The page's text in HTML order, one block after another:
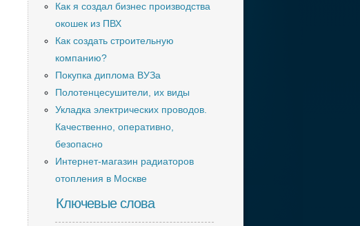
Как я создал бизнес производства
окошек из ПВХ
Как создать строительную
компанию?
Покупка диплома ВУЗа
Полотенцесушители, их виды
Укладка электрических проводов.
Качественно, оперативно,
безопасно
Интернет-магазин радиаторов
отопления в Москве
Ключевые слова